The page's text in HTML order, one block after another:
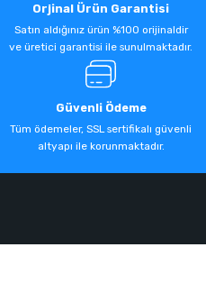
Orjinal Ürün Garantisi
Satın aldığınız ürün %100 orijinaldir
ve üretici garantisi ile sunulmaktadır.
Güvenli Ödeme
Tüm ödemeler, SSL sertifikalı güvenli
altyapı ile korunmaktadır.